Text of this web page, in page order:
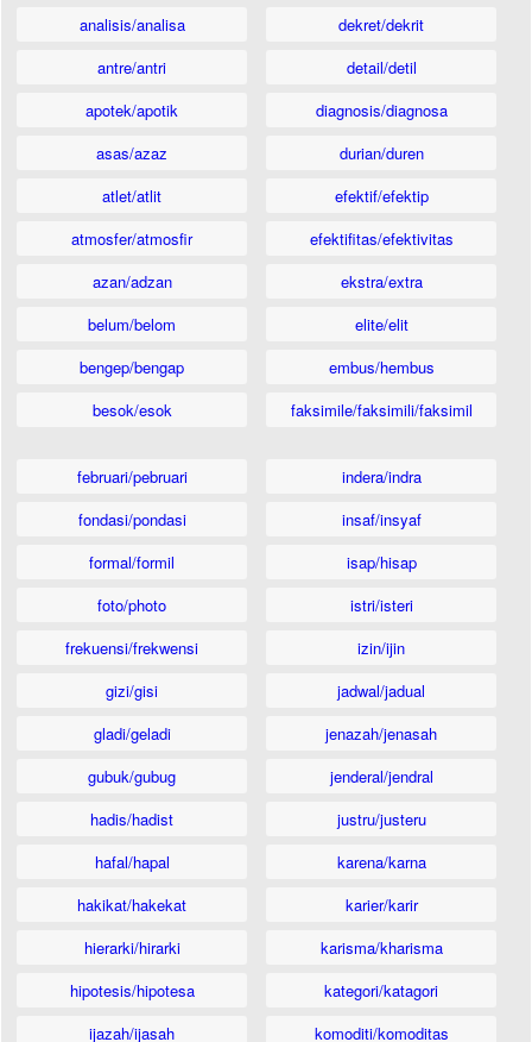
analisis/analisa
antre/antri
apotek/apotik
asas/azaz
atlet/atlit
atmosfer/atmosfir
azan/adzan
belum/belom
bengep/bengap
besok/esok
dekret/dekrit
detail/detil
diagnosis/diagnosa
durian/duren
efektif/efektip
efektifitas/efektivitas
ekstra/extra
elite/elit
embus/hembus
faksimile/faksimili/faksimil
februari/pebruari
fondasi/pondasi
formal/formil
foto/photo
frekuensi/frekwensi
gizi/gisi
gladi/geladi
gubuk/gubug
hadis/hadist
hafal/hapal
hakikat/hakekat
hierarki/hirarki
hipotesis/hipotesa
ijazah/ijasah
indera/indra
insaf/insyaf
isap/hisap
istri/isteri
izin/ijin
jadwal/jadual
jenazah/jenasah
jenderal/jendral
justru/justeru
karena/karna
karier/karir
karisma/kharisma
kategori/katagori
komoditi/komoditas